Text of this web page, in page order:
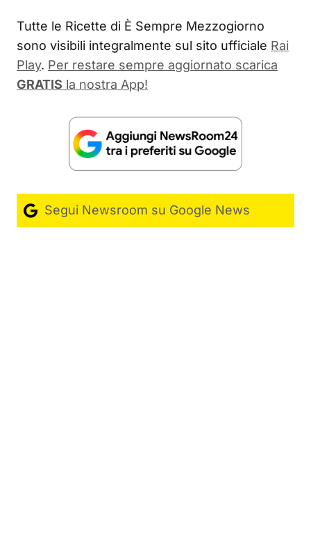
Tutte le Ricette di È Sempre Mezzogiorno
sono visibili integralmente sul sito ufficiale Rai
Play. Per restare sempre aggiornato scarica
GRATIS la nostra App!
Segui Newsroom su Google News